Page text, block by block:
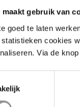
maakt gebruik van
goed te laten
cookies
Via de